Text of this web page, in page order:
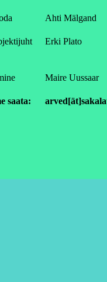
Ahti Mälgand
Erki Plato
Maire Uussaar
saata: